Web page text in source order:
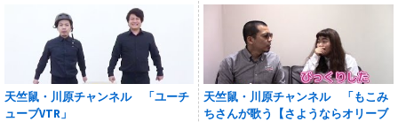
天竺鼠・川原チャンネル 「ユーチ
ューブVTR」
天竺鼠・川原チャンネル 「もこみ
ちさんが歌う【さようならオリーブ